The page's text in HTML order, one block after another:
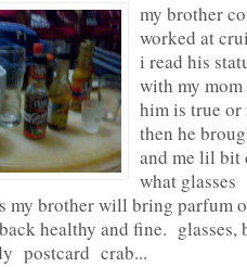
my brother
worked at
i read his
with my mom
him is true
then he
and me lil bit
what glasses
my brother will bring parfum
healthy and fine. glasses,
postcard crab...